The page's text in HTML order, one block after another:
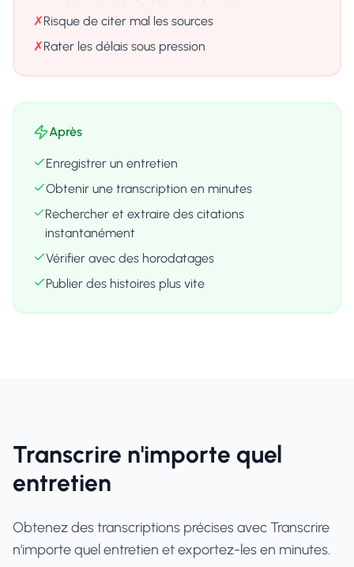
✗Risque de citer mal les sources
✗Rater les délais sous pression
Après
Enregistrer un entretien
Obtenir une transcription en minutes
Rechercher et extraire des citations
instantanément
Vérifier avec des horodatages
Publier des histoires plus vite
Transcrire n'importe quel
entretien
Obtenez des transcriptions précises avec Transcrire
n'importe quel entretien et exportez-les en minutes.